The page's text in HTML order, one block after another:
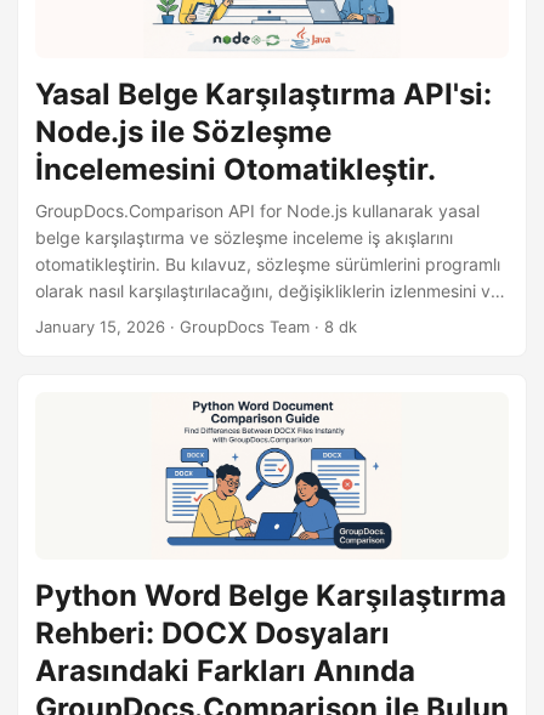
Yasal Belge Karşılaştırma API'si:
Node.js ile Sözleşme
İncelemesini Otomatikleştir.
GroupDocs.Comparison API for Node.js kullanarak yasal
belge karşılaştırma ve sözleşme inceleme iş akışlarını
otomatikleştirin. Bu kılavuz, sözleşme sürümlerini programlı
olarak nasıl karşılaştırılacağını, değişikliklerin izlenmesini ve
yasal profesyoneller için inceleme raporlarının
January 15, 2026 · GroupDocs Team · 8 dk
Python Word Belge Karşılaştırma
Rehberi: DOCX Dosyaları
Arasındaki Farkları Anında